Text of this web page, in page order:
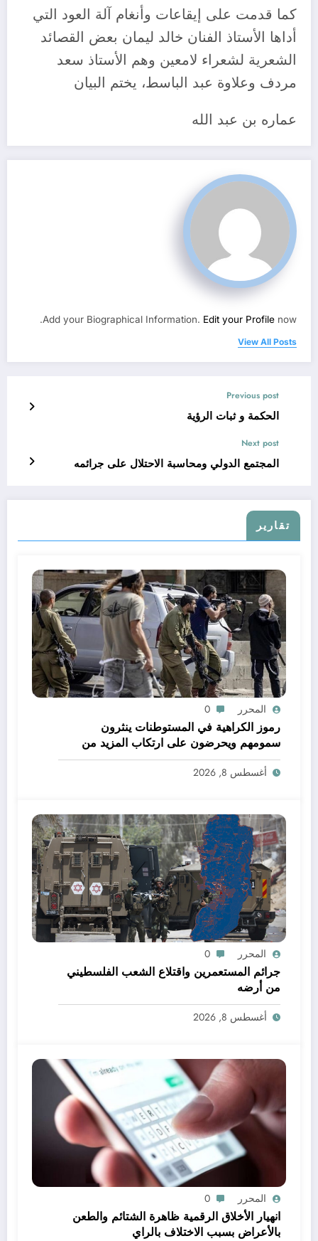
كما قدمت على إيقاعات وأنغام آلة العود التي
أداها الأستاذ الفنان خالد ليمان بعض القصائد
الشعرية لشعراء لامعين وهم الأستاذ سعد
مردف وعلاوة عبد الباسط، يختم البيان
عماره بن عبد الله
Add your Biographical Information. Edit your Profile now.
View All Posts
Previous post
الحكمة و ثبات الرؤية
Next post
المجتمع الدولي ومحاسبة الاحتلال على جرائمه
تقارير
المحرر 0
رموز الكراهية في المستوطنات ينثرون
سمومهم ويحرضون على ارتكاب المزيد من
الجرائم
أغسطس 8, 2026
المحرر 0
جرائم المستعمرين واقتلاع الشعب الفلسطيني
من أرضه
أغسطس 8, 2026
المحرر 0
انهيار الأخلاق الرقمية ظاهرة الشتائم والطعن
بالأعراض بسبب الاختلاف بالراي